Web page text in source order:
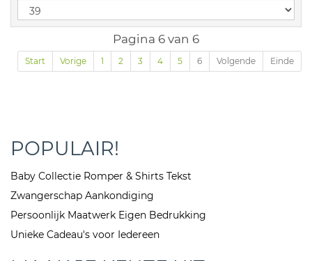
Pagina 6 van 6
Start Vorige 1 2 3 4 5 6 Volgende Einde
POPULAIR!
Baby Collectie Romper & Shirts Tekst
Zwangerschap Aankondiging
Persoonlijk Maatwerk Eigen Bedrukking
Unieke Cadeau's voor Iedereen